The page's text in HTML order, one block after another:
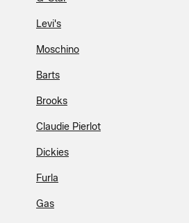
Levi's
Moschino
Barts
Brooks
Claudie Pierlot
Dickies
Furla
Gas